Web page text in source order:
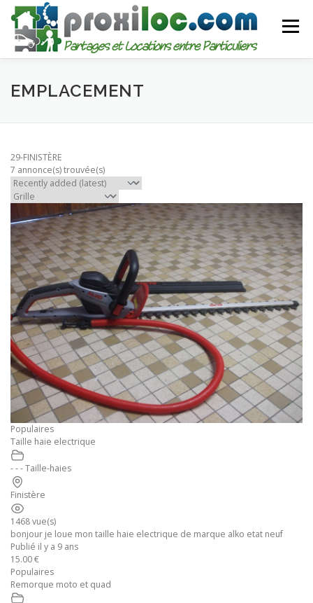
Aller
contenu
Menu
CATEGORIES AJOUTER UNE ANNONCE
EMPLACEMENT
29-FINISTÈRE
7 annonce(s) trouvée(s)
Populaires
Taille haie electrique
- - - Taille-haies
Finistère
1468 vue(s)
bonjour je loue mon taille haie electrique de marque alko etat neuf
Publié il y a 9 ans
15.00 €
Populaires
Remorque moto et quad